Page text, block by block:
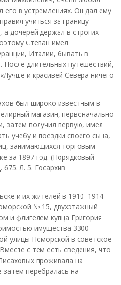
его в устремлениях. Он дал ему
учиться за границу
а дочерей держал в строгих
Степан имел
Италии, бывать в
После длительных путешествий,
и красивей Севера ничего
был широко известным в
магазин, первоначально
затем получил первую, имел
учебу и поездки своего сына,
занимающихся торговым
за 1897 год. (Порядковый
Л. 5. Госархив
и их жителей в 1910–1914
№ 15, двухэтажный
и флигелем купца Григория
имущества 3300
улицы Поморской в советское
с тем есть сведения, что
проживала на
перебралась на